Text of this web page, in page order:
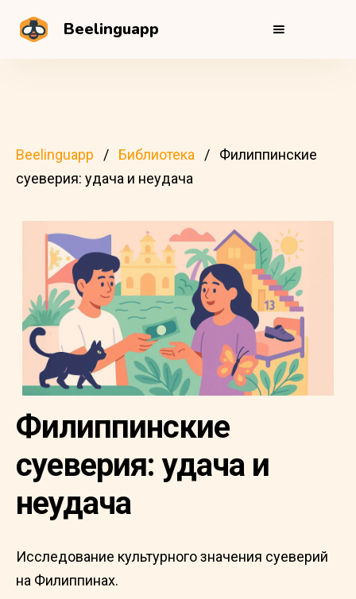
Beelinguapp
Beelinguapp Библиотека
Филиппинские
суеверия: удача и неудача
Филиппинские
суеверия: удача и
неудача
Исследование культурного значения суеверий
на Филиппинах.